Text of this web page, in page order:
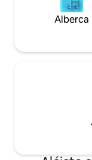
Alberca